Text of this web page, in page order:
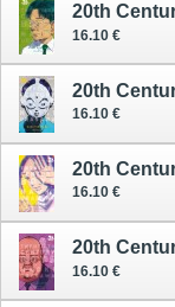
20th
16.10 €
20th
16.10 €
20th
16.10 €
20th
16.10 €